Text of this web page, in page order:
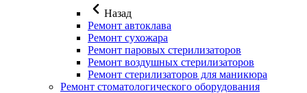
Назад
Ремонт автоклава
Ремонт сухожара
Ремонт паровых стерилизаторов
Ремонт воздушных стерилизаторов
Ремонт стерилизаторов для маникюра
Ремонт стоматологического оборудования